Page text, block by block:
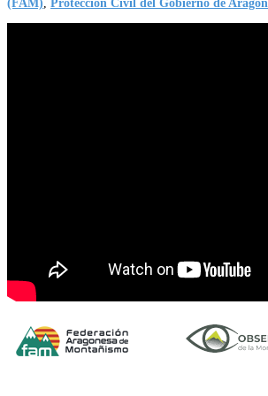
(FAM) Protección Civil del Gobierno de Aragón